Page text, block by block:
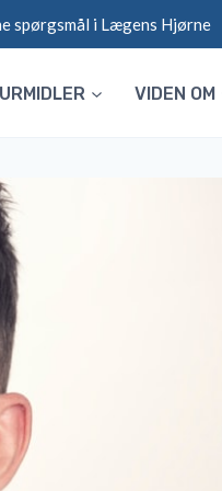
spørgsmål i Lægens Hjørne
VIDEN OM